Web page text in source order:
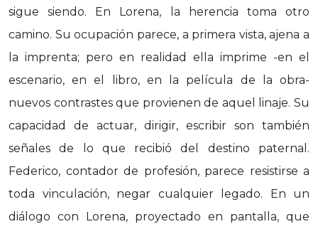
sigue siendo. En Lorena, la herencia toma otro
camino. Su ocupación parece, a primera vista, ajena a
la imprenta; pero en realidad ella imprime -en el
escenario, en el libro, en la película de la obra-
nuevos contrastes que provienen de aquel linaje. Su
capacidad de actuar, dirigir, escribir son también
señales de lo que recibió del destino paternal.
Federico, contador de profesión, parece resistirse a
toda vinculación, negar cualquier legado. En un
diálogo con Lorena, proyectado en pantalla, que